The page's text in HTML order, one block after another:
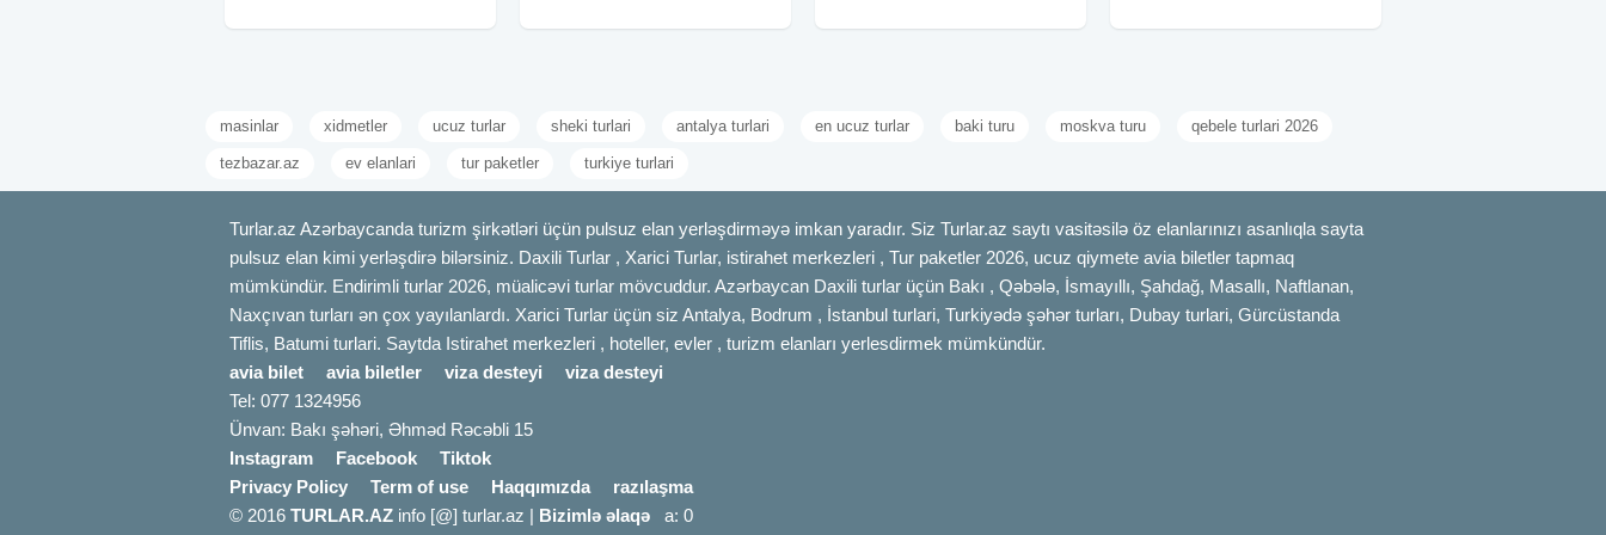
oteldə
Meşəsi -
169 azn ✓Qiymətə daxildir: ➟
daxildir: •
masinlar xidmetler ucuz turlar sheki turlari antalya turlari en ucuz turlar baki turu moskva turu qebele turlari 2026
tezbazar.az ev elanlari tur paketler turkiye turlari
Turlar.az Azərbaycanda turizm şirkətləri üçün pulsuz elan yerləşdirməyə imkan yaradır. Siz Turlar.az saytı vasitəsilə öz elanlarınızı asanlıqla sayta
pulsuz elan kimi yerləşdirə bilərsiniz. Daxili Turlar , Xarici Turlar, istirahet merkezleri , Tur paketler 2026, ucuz qiymete avia biletler tapmaq
mümkündür. Endirimli turlar 2026, müalicəvi turlar mövcuddur. Azərbaycan Daxili turlar üçün Bakı , Qəbələ, İsmayıllı, Şahdağ, Masallı, Naftlanan,
Naxçıvan turları ən çox yayılanlardı. Xarici Turlar üçün siz Antalya, Bodrum , İstanbul turlari, Turkiyədə şəhər turları, Dubay turlari, Gürcüstanda
Tiflis, Batumi turlari. Saytda Istirahet merkezleri , hoteller, evler , turizm elanları yerlesdirmek mümkündür.
avia bilet
avia biletler viza desteyi
viza desteyi
Tel: 077 1324956
Ünvan: Bakı şəhəri, Əhməd Rəcəbli 15
Instagram
Facebook
Tiktok
Privacy Policy
Term of use Haqqımızda
razılaşma
© 2016 TURLAR.AZ info [@] turlar.az | Bizimlə əlaqə a: 0